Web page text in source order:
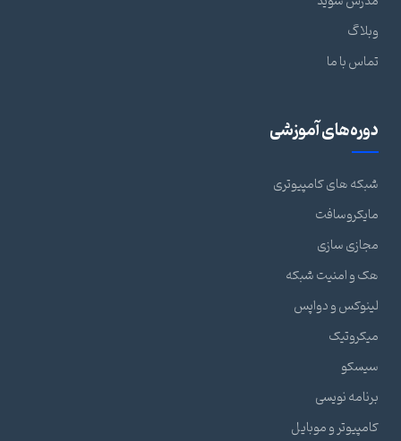
وبلاگ
تماس با ما
دوره‌های آموزشی
شبکه های کامپیوتری
مایکروسافت
مجازی سازی
هک و امنیت شبکه
لینوکس و دواپس
میکروتیک
سیسکو
برنامه نویسی
کامپیوتر و موبایل